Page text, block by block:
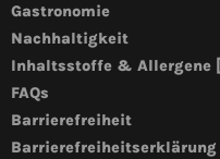
Gastronomie
Nachhaltigkeit
Inhaltsstoffe & Allergene
FAQs
Barrierefreiheit
Barrierefreiheitserklärung